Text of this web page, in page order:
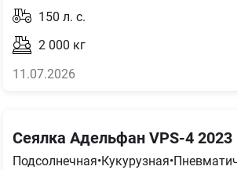
150 л. с.
2 000 кг
11.07.2026
Сеялка Адельфан VPS-4 2023
Подсолнечная•Кукурузная•